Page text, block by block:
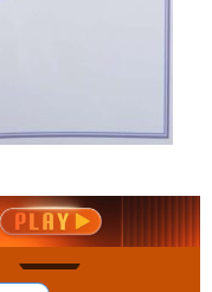
Casio Nam MTS-
Mua ngay